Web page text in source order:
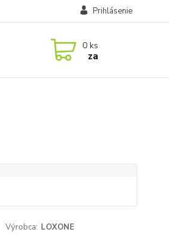
Prihlásenie
0 ks
za
Výrobca: LOXONE